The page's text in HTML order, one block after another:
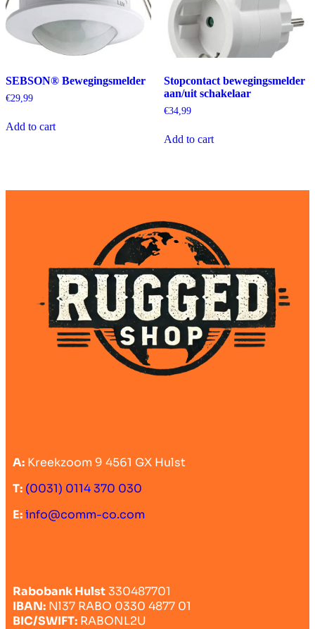
SEBSON® Bewegingsmelder
€29,99
Add to cart
Stopcontact bewegingsmelder
aan/uit schakelaar
€34,99
Add to cart
A: Kreekzoom 9 4561 GX Hulst
T: (0031) 0114 370 030
E:info@comm-co.com
Rabobank Hulst330487701
IBAN: Nl37 RABO 0330 4877 01
BIC/SWIFT: RABONL2U